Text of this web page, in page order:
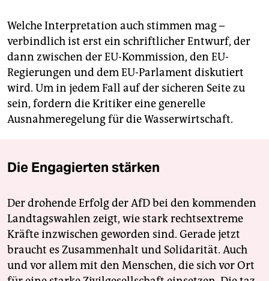
Welche Interpretation auch stimmen mag –
verbindlich ist erst ein schriftlicher Entwurf, der
dann zwischen der EU-Kommission, den EU-
Regierungen und dem EU-Parlament diskutiert
wird. Um in jedem Fall auf der sicheren Seite zu
sein, fordern die Kritiker eine generelle
Ausnahmeregelung für die Wasserwirtschaft.
Die Engagierten stärken
Der drohende Erfolg der AfD bei den kommenden
Landtagswahlen zeigt, wie stark rechtsextreme
Kräfte inzwischen geworden sind. Gerade jetzt
braucht es Zusammenhalt und Solidarität. Auch
und vor allem mit den Menschen, die sich vor Ort